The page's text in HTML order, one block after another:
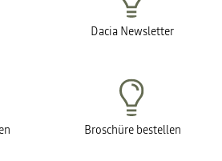
Dacia Newsletter
Broschüre bestellen